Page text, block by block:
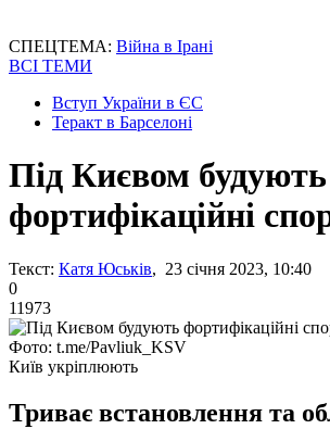
СПЕЦТЕМА: Війна в Ірані
ВСІ ТЕМИ
Вступ України в ЄС
Теракт в Барселоні
Під Києвом будують
фортифікаційні
Текст: Катя Юськів, 23 січня 2023, 10:40
0
11973
Фото: t.me/Pavliuk_KSV
Київ укріплюють
Триває встановлення та